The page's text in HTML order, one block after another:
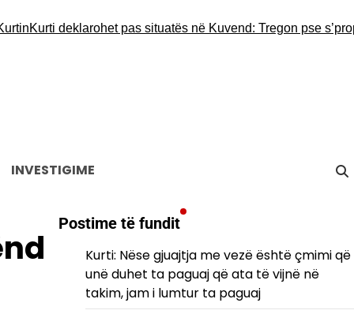
deklarohet pas situatës në Kuvend: Tregon pse
INVESTIGIME
Postime të fundit
Kurti: Nëse gjuajtja me vezë është çmimi që
unë duhet ta paguaj që ata të vijnë në
takim, jam i lumtur ta paguaj